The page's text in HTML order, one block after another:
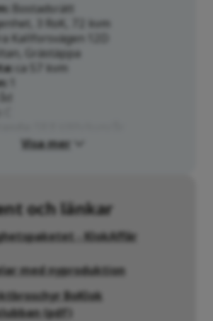
Bostadsrätt
3 RoK, 72 kvm
Kallforsvägen 12D
Grästäppa
ca 57 kvm
Visa mer
och länkar
- KlokAffär
med nyproduktion
BoKlok
(pdf)